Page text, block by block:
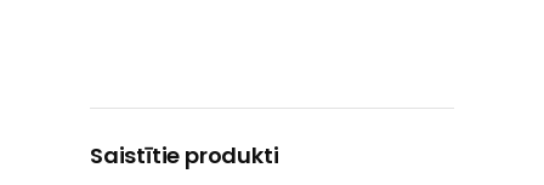
Saistītie produkti